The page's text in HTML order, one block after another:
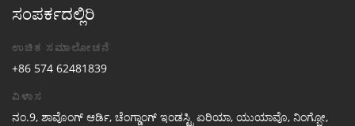
ಸಂಪರ್ಕದಲ್ಲಿರಿ
ಉಚಿತ ಸಮಾಲೋಚನೆ
+86 574 62481839
ವಿಳಾಸ
ನಂ.9, ಶಾವೊಂಗ್ ಆರ್ಡಿ, ಚೆಂಗ್ಡಾಂಗ್ ಇಂಡಸ್ಟ್ರಿ ಏರಿಯಾ, ಯುಯಾವೊ, ನಿಂಗ್ಬೋ,